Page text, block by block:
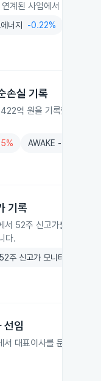
계된 사업에서 강세를 보
너지 -0.22%
손실 기록
억 원을 기록했으나,
AWAKE - 52주 신고
기록
52주 신고가를 기록하
다.
주 신고가 모니터링
선임
대표이사를 문성준에